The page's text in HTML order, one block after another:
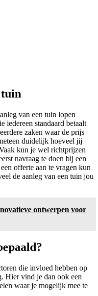
van een tuin lopen
iedereen standaard betaalt
zaken waar de prijs
duidelijk hoeveel jij
kun je wel richtprijzen
navraag te doen bij een
offerte aan te vragen kun
de aanleg van een tuin jou
ontwerpen voor
die invloed hebben op
Hier vind je dan ook een
waar je mogelijk mee te